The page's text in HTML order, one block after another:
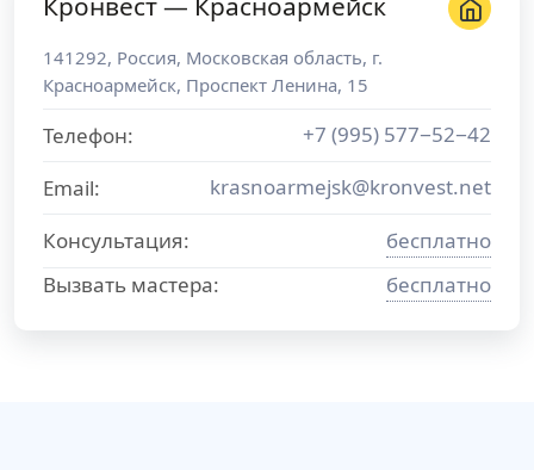
141292, Россия, Московская область, г.
Красноармейск, Проспект Ленина, 15
Телефон:
+7 (995) 577−52−42
Email:
krasnoarmejsk@kronvest.net
Консультация:
бесплатно
Вызвать мастера:
бесплатно